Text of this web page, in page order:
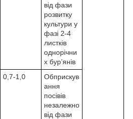
від фази
розвитку
культури у
фазі 2-4
листків
однорічни
х бур’янів
0,7-1,0
Обприскув
ання
посівів
незалежно
від фази